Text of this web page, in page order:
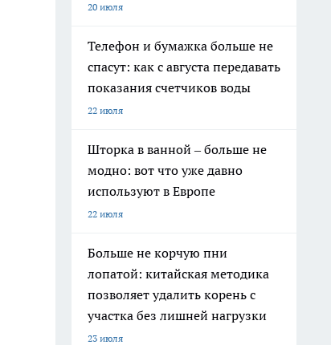
20 июля
Телефон и бумажка больше не
спасут: как с августа передавать
показания счетчиков воды
22 июля
Шторка в ванной – больше не
модно: вот что уже давно
используют в Европе
22 июля
Больше не корчую пни
лопатой: китайская методика
позволяет удалить корень с
участка без лишней нагрузки
23 июля